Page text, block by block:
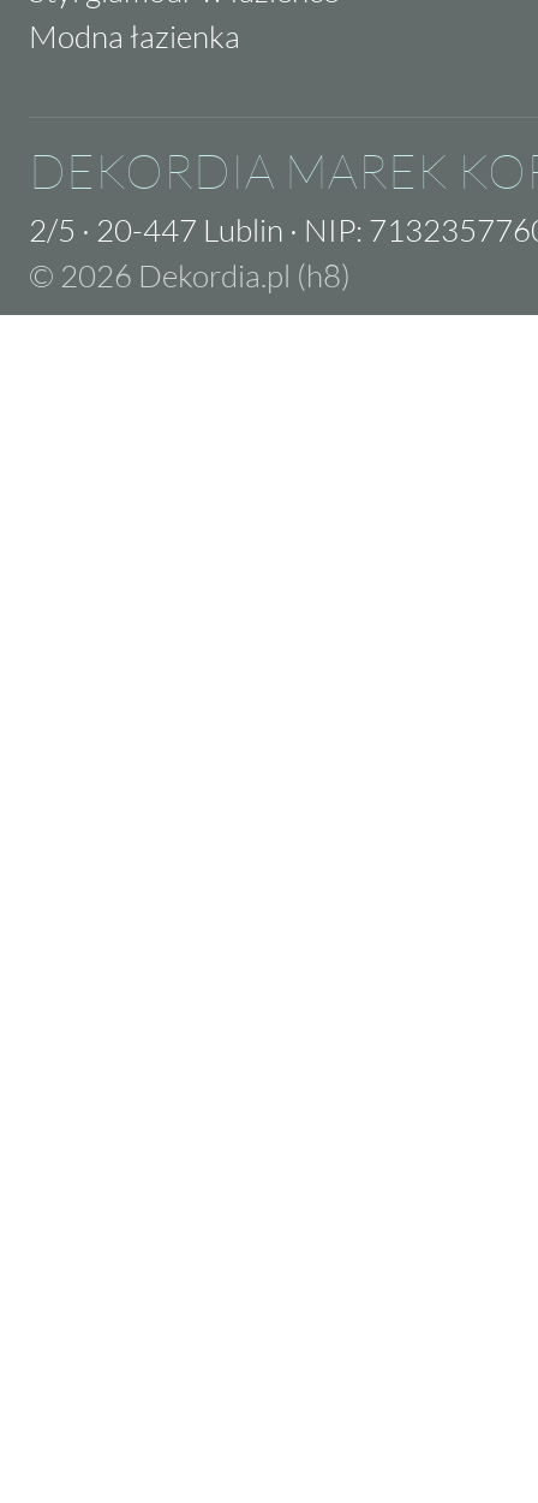
Modna łazienka
DEKORDIA MAREK
2/5 · 20-447 Lublin · NIP:
© 2026 Dekordia.pl (h8)